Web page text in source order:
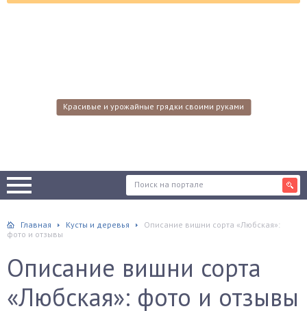
Красивые и урожайные грядки своими руками
Главная Кусты и деревья
Описание вишни сорта «Любская»:
фото и отзывы
Описание вишни сорта
«Любская»: фото и отзывы